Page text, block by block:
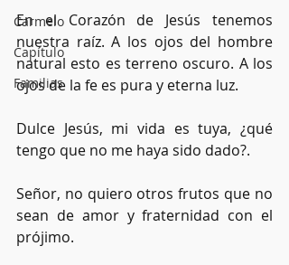
Carmelo
Capítulo
Familias
En el Corazón de Jesús tenemos
nuestra raíz. A los ojos del hombre
natural esto es terreno oscuro. A los
ojos de la fe es pura y eterna luz.
Dulce Jesús, mi vida es tuya, ¿qué
tengo que no me haya sido dado?.
Señor, no quiero otros frutos que no
sean de amor y fraternidad con el
prójimo.